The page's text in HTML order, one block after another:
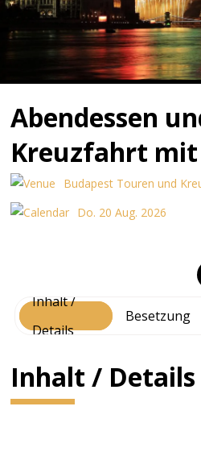
Abendessen
Kreuzfahrt
Budapest Touren und
Do. 20 Aug. 2026
Inhalt /
Details
Besetzung
Inhalt / Details